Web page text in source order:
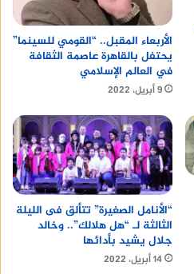
الأربعاء المقبل.. “القومي للسينما”
يحتفل بالقاهرة عاصمة الثقافة
في العالم الإسلامي
9 أبريل، 2022
“الأنامل الصغيرة” تتألق فى الليلة
الثالثة لـ “هل هلالك”.. وخالد
جلال يشيد بأدائها
14 أبريل، 2022